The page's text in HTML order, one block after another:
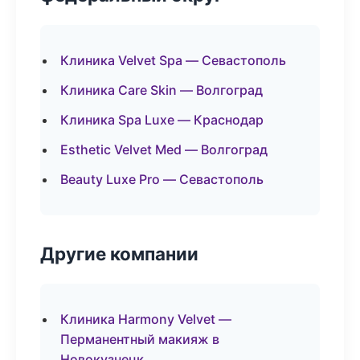
Клиника Velvet Spa — Севастополь
Клиника Care Skin — Волгоград
Клиника Spa Luxe — Краснодар
Esthetic Velvet Med — Волгоград
Beauty Luxe Pro — Севастополь
Другие компании
Клиника Harmony Velvet —
Перманентный макияж в